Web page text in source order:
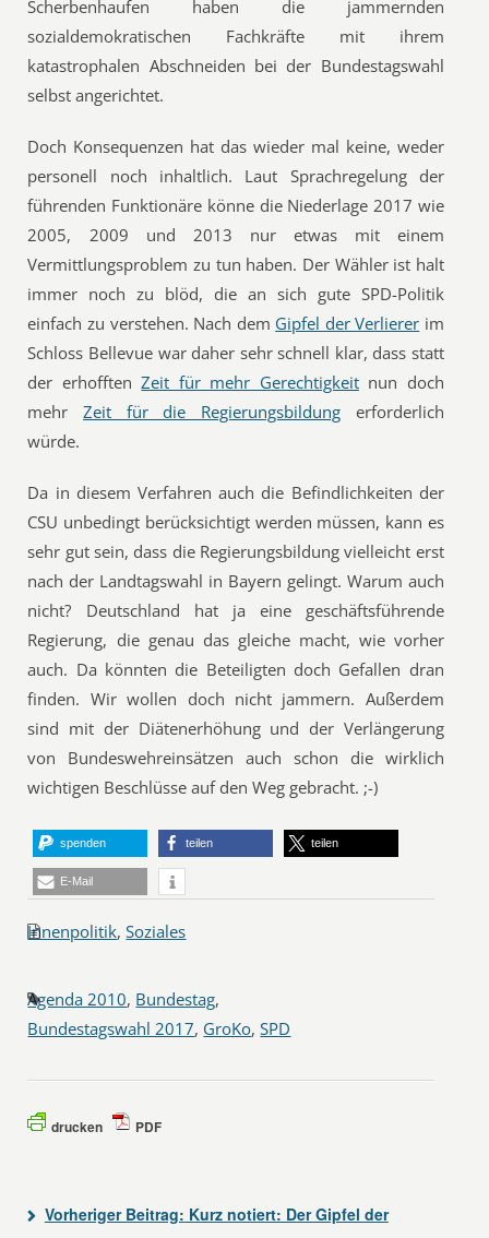
Scherbenhaufen haben die jammernden
sozialdemokratischen Fachkräfte mit ihrem
katastrophalen Abschneiden bei der Bundestagswahl
selbst angerichtet.
Doch Konsequenzen hat das wieder mal keine, weder
personell noch inhaltlich. Laut Sprachregelung der
führenden Funktionäre könne die Niederlage 2017 wie
2005, 2009 und 2013 nur etwas mit einem
Vermittlungsproblem zu tun haben. Der Wähler ist halt
immer noch zu blöd, die an sich gute SPD-Politik
einfach zu verstehen. Nach dem Gipfel der Verlierer im
Schloss Bellevue war daher sehr schnell klar, dass statt
der erhofftenZeit für mehr Gerechtigkeitnun doch
mehrZeit für die Regierungsbildung erforderlich
würde.
Da in diesem Verfahren auch die Befindlichkeiten der
CSU unbedingt berücksichtigt werden müssen, kann es
sehr gut sein, dass die Regierungsbildung vielleicht erst
nach der Landtagswahl in Bayern gelingt. Warum auch
nicht? Deutschland hat ja eine geschäftsführende
Regierung, die genau das gleiche macht, wie vorher
auch. Da könnten die Beteiligten doch Gefallen dran
finden. Wir wollen doch nicht jammern. Außerdem
sind mit der Diätenerhöhung und der Verlängerung
von Bundeswehreinsätzen auch schon die wirklich
wichtigen Beschlüsse auf den Weg gebracht. ;-)
spenden teilen teilen
E-Mail
Innenpolitik,Soziales
Agenda 2010, Bundestag,
Bundestagswahl 2017, GroKo,SPD
drucken PDF
Vorheriger Beitrag: Kurz notiert: Der Gipfel der